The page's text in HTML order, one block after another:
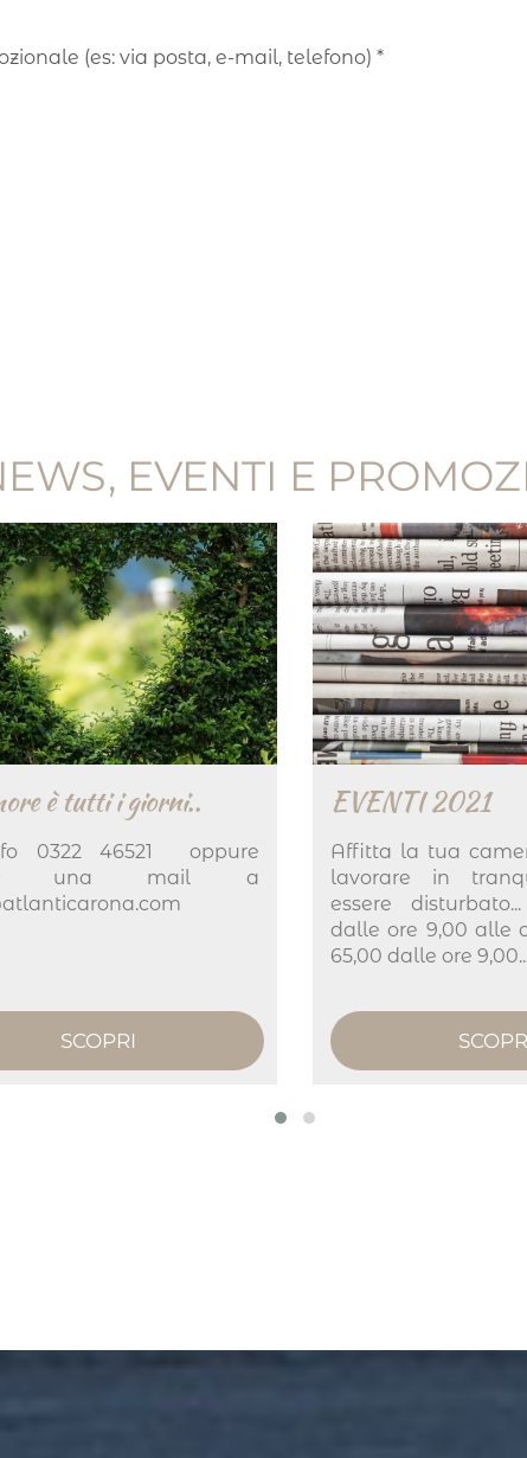
(es: via posta, e-mail, telefono) *
EVENTI E
è tutti i giorni..
0322 46521 oppure
una mail a
SCOPRI
EVENTI 2021
Affitta la tua
lavorare in
essere
dalle ore 9,00 alle
65,00 dalle ore